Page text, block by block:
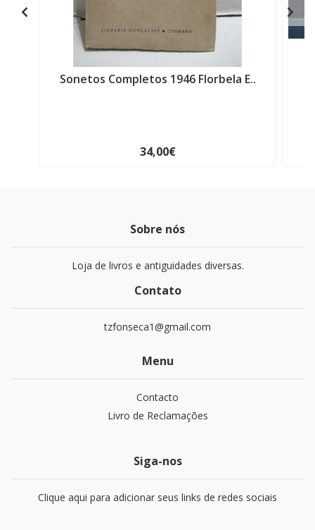
Sonetos Completos 1946 Florbela E..
34,00€
Sobre nós
Loja de livros e antiguidades diversas.
Contato
tzfonseca1@gmail.com
Menu
Contacto
Livro de Reclamações
Siga-nos
Clique aqui para adicionar seus links de redes sociais